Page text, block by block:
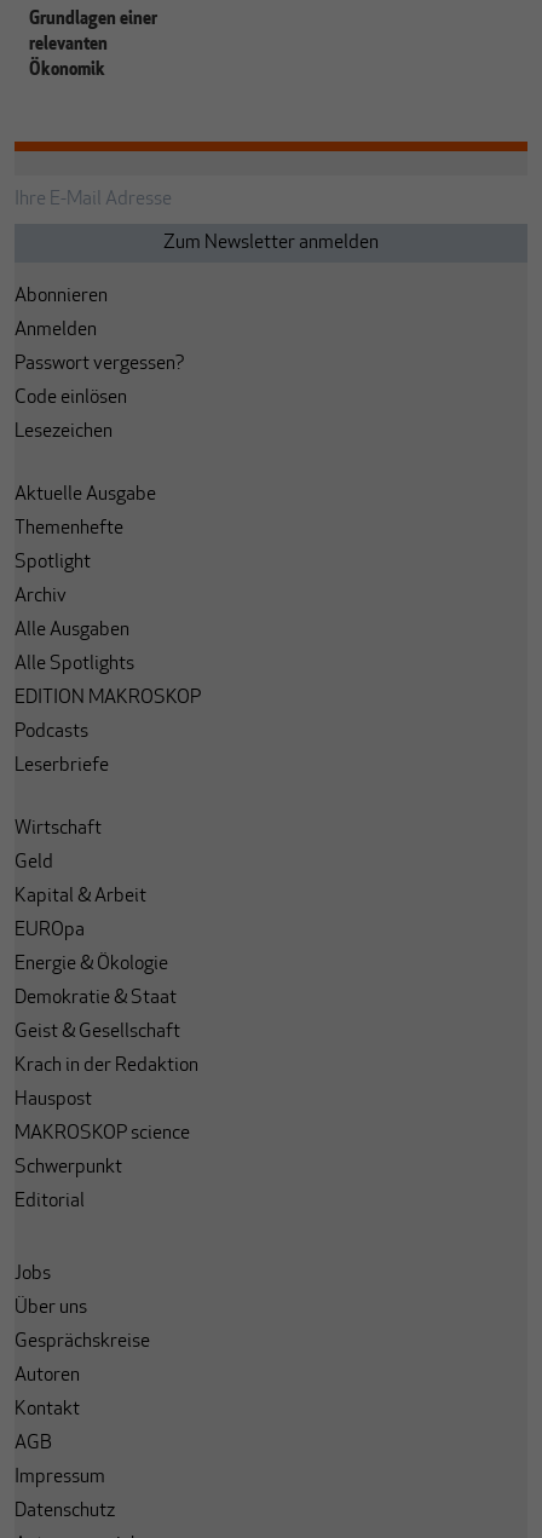
Grundlagen einer
relevanten
Ökonomik
Abonnieren
Anmelden
Passwort vergessen?
Code einlösen
Lesezeichen
Aktuelle Ausgabe
Themenhefte
Spotlight
Archiv
Alle Ausgaben
Alle Spotlights
EDITION MAKROSKOP
Podcasts
Leserbriefe
Wirtschaft
Geld
Kapital & Arbeit
EUROpa
Energie & Ökologie
Demokratie & Staat
Geist & Gesellschaft
Krach in der Redaktion
Hauspost
MAKROSKOP science
Schwerpunkt
Editorial
Jobs
Über uns
Gesprächskreise
Autoren
Kontakt
AGB
Impressum
Datenschutz